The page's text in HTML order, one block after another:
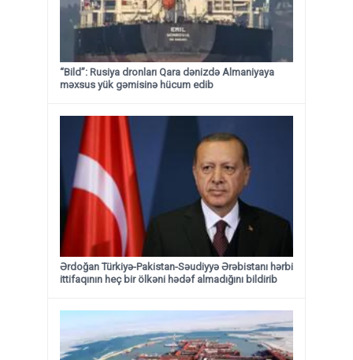
“Bild”: Rusiya dronları Qara dənizdə Almaniyaya
məxsus yük gəmisinə hücum edib
Ərdoğan Türkiyə-Pakistan-Səudiyyə Ərəbistanı hərbi
ittifaqının heç bir ölkəni hədəf almadığını bildirib